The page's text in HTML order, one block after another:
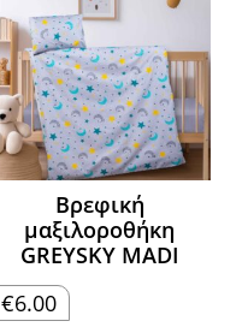
Βρεφική
μαξιλοροθήκη
GREYSKY MADI
€6.00